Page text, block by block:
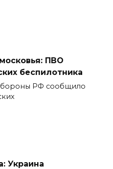
ПВО
беспилотника
РФ сообщило
Украина